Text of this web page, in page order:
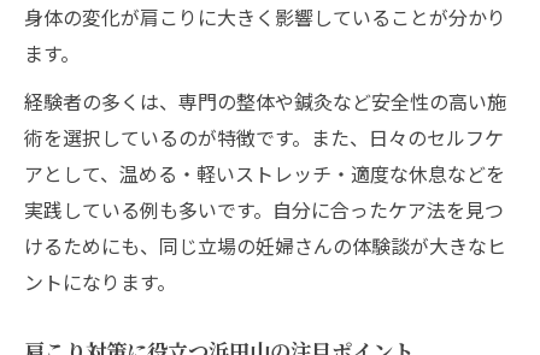
身体の変化が肩こりに大きく影響していることが分かり
ます。
経験者の多くは、専門の整体や鍼灸など安全性の高い施
術を選択しているのが特徴です。また、日々のセルフケ
アとして、温める・軽いストレッチ・適度な休息などを
実践している例も多いです。自分に合ったケア法を見つ
けるためにも、同じ立場の妊婦さんの体験談が大きなヒ
ントになります。